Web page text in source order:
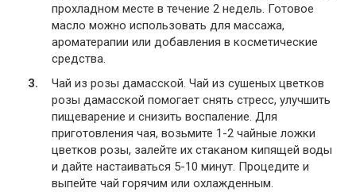
прохладном месте в течение 2 недель. Готовое
масло можно использовать для массажа,
ароматерапии или добавления в косметические
средства.
Чай из розы дамасской. Чай из сушеных цветков
розы дамасской помогает снять стресс, улучшить
пищеварение и снизить воспаление. Для
приготовления чая, возьмите 1-2 чайные ложки
цветков розы, залейте их стаканом кипящей воды
и дайте настаиваться 5-10 минут. Процедите и
выпейте чай горячим или охлажденным.